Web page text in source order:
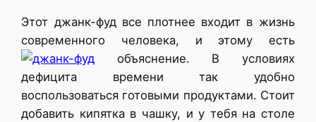
Этот джанк-фуд все плотнее входит в жизнь
современного человека, и этому есть
объяснение. В условиях
дефицита времени так удобно
воспользоваться готовыми продуктами. Стоит
добавить кипятка в чашку, и у тебя на столе